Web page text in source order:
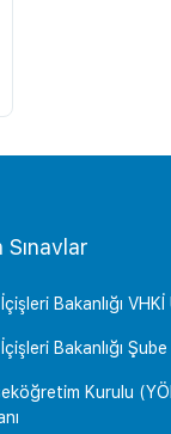
Sınavlar
Bakanlığı VHKİ
Bakanlığı
Kurulu